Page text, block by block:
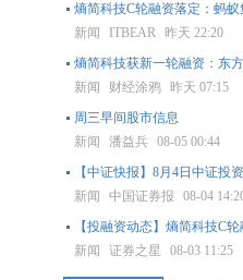
熵简科技C轮融资落定：蚂
新闻
ITBEAR
昨天 22:20
熵简科技获新一轮融资：东
新闻
财经涂鸦
昨天 07:15
周三早间股市信息
新闻
潘益兵
08-05 00:44
【中证快报】8月4日中证投
新闻
中国证券报
08-04
【投融资动态】熵简科技C
新闻
证券之星 08-03 11:25